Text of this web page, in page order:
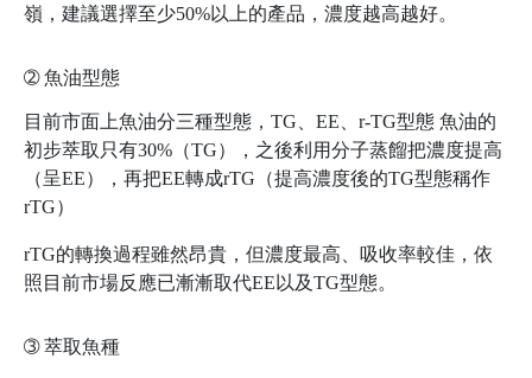
嶺，建議選擇至少50%以上的產品，濃度越高越好。
➁魚油型態
目前市面上魚油分三種型態，TG、EE、r-TG型態 魚油的
初步萃取只有30%（TG），之後利用分子蒸餾把濃度提高
（呈EE），再把EE轉成rTG（提高濃度後的TG型態稱作
rTG）
rTG的轉換過程雖然昂貴，但濃度最高、吸收率較佳，依
照目前市場反應已漸漸取代EE以及TG型態ㅤㅤㅤㅤ。
➂萃取魚種